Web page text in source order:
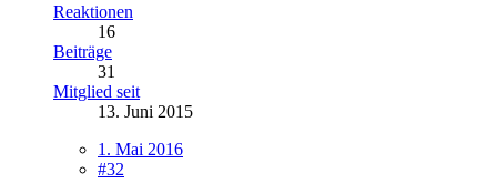
Reaktionen
16
Beiträge
31
Mitglied seit
13. Juni 2015
1. Mai 2016
#32